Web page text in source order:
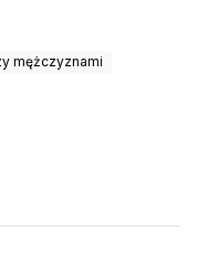
mężczyznami